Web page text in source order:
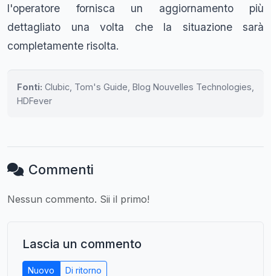
l'operatore fornisca un aggiornamento più
dettagliato una volta che la situazione sarà
completamente risolta.
Fonti: Clubic, Tom's Guide, Blog Nouvelles Technologies,
HDFever
Commenti
Nessun commento. Sii il primo!
Lascia un commento
Nuovo Di ritorno